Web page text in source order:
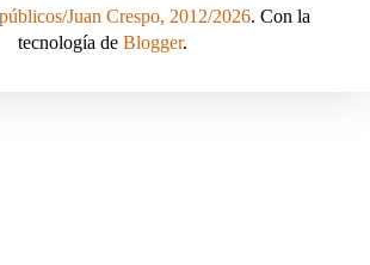
Juan Crespo, 2012/2026. Con la
tecnología de Blogger.